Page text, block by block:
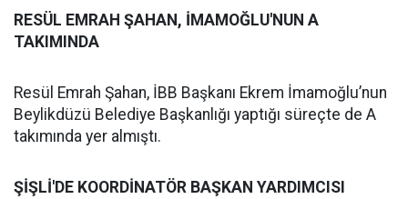
RESÜL EMRAH ŞAHAN, İMAMOĞLU'NUN A
TAKIMINDA
Resül Emrah Şahan, İBB Başkanı Ekrem İmamoğlu’nun
Beylikdüzü Belediye Başkanlığı yaptığı süreçte de A
takımında yer almıştı.
ŞİŞLİ'DE KOORDİNATÖR BAŞKAN YARDIMCISI